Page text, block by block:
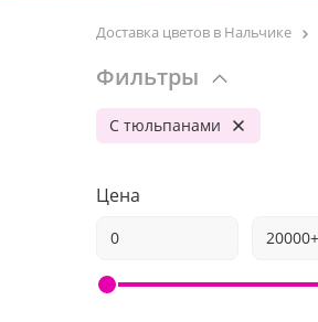
Доставка цветов в Нальчике
Фильтры
С тюльпанами
Цена